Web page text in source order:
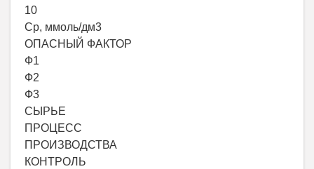
10
Ср, ммоль/дм3
ОПАСНЫЙ ФАКТОР
Ф1
Ф2
Ф3
СЫРЬЕ
ПРОЦЕСС
ПРОИЗВОДСТВА
КОНТРОЛЬ